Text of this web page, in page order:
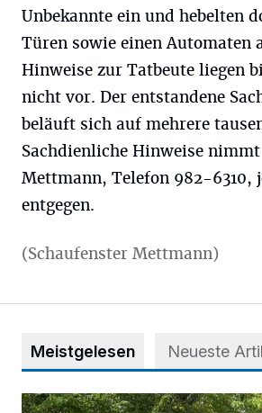
Unbekannte ein und hebelten
Türen sowie einen Automaten
Hinweise zur Tatbeute liegen
nicht vor. Der entstandene
beläuft sich auf mehrere
Sachdienliche Hinweise
Mettmann, Telefon 982-6310,
entgegen.
(Schaufenster Mettmann)
Meistgelesen Neueste
Aus Grau wird Haltung